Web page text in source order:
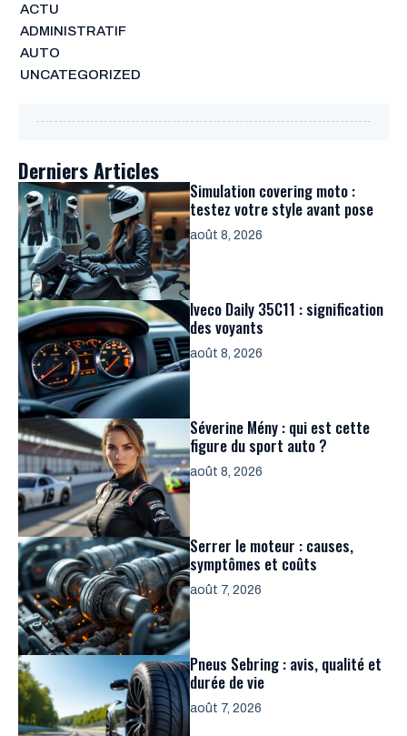
ACTU
ADMINISTRATIF
AUTO
UNCATEGORIZED
Derniers Articles
Simulation covering moto :
testez votre style avant pose
août 8, 2026
Iveco Daily 35C11 : signification
des voyants
août 8, 2026
Séverine Mény : qui est cette
figure du sport auto ?
août 8, 2026
Serrer le moteur : causes,
symptômes et coûts
août 7, 2026
Pneus Sebring : avis, qualité et
durée de vie
août 7, 2026